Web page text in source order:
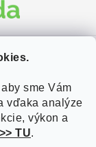
sme Vám
vďaka analýze
výkon a
TU.